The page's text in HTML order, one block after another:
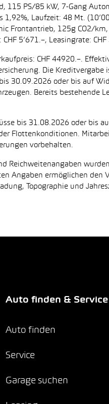
115 PS/85 kW, 7-Gang
1,92%, Laufzeit: 48 Mt.
Frontantrieb, 125g CO2/
5’671.–, Leasingrate:
CHF 44920.–.
Die
bis 30.09.2026 oder bis auf
Bereits
bis 31.08.2026 oder bis
Flottenkonditionen.
vorbehalten.
Reichweitenangaben
Angaben ermöglichen
Topographie und
Auto finden & Service
Auto finden
Service
Garage suchen